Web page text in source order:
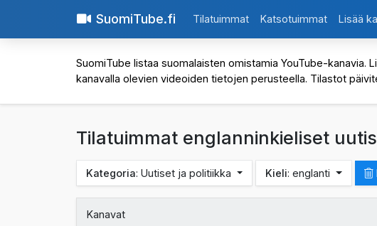
SuomiTube.fi Tilatuimmat Katsotuimmat Lisää
SuomiTube listaa suomalaisten omistamia YouTube-kanavia.
kanavalla olevien videoiden tietojen perusteella. Tilastot
Tilatuimmat englanninkieliset
Kategoria: Uutiset ja politiikka Kieli: englanti
Kanavat